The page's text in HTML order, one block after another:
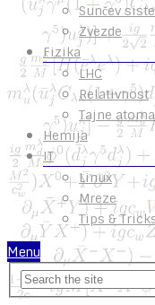
Sunčev
Zvezde
Fizika
LHC
Relativnost
Tajne atoma
Hemija
IT
Linux
Mreze
Tips &
Menu